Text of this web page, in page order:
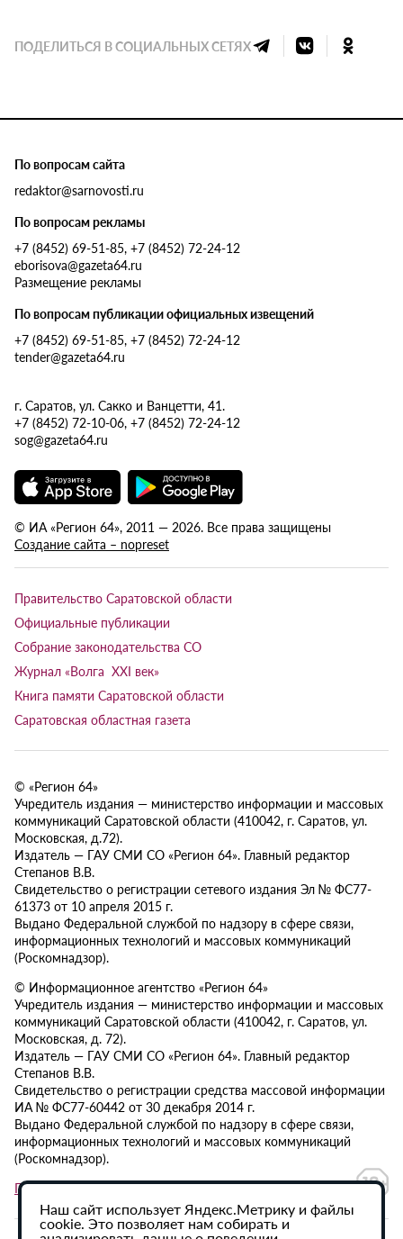
ПОДЕЛИТЬСЯ В СОЦИАЛЬНЫХ СЕТЯХ
По вопросам сайта
redaktor@sarnovosti.ru
По вопросам рекламы
+7 (8452) 69-51-85, +7 (8452) 72-24-12
eborisova@gazeta64.ru
Размещение рекламы
По вопросам публикации официальных извещений
+7 (8452) 69-51-85, +7 (8452) 72-24-12
tender@gazeta64.ru
г. Саратов, ул. Сакко и Ванцетти, 41.
+7 (8452) 72-10-06, +7 (8452) 72-24-12
sog@gazeta64.ru
© ИА «Регион 64», 2011 — 2026. Все права защищены
Создание сайта – nopreset
Правительство Саратовской области
Официальные публикации
Собрание законодательства СО
Журнал «Волга XXI век»
Книга памяти Саратовской области
Саратовская областная газета
© «Регион 64»
Учредитель издания — министерство информации и массовых
коммуникаций Саратовской области (410042, г. Саратов, ул.
Московская, д.72).
Издатель — ГАУ СМИ СО «Регион 64». Главный редактор
Степанов В.В.
Свидетельство о регистрации сетевого издания Эл № ФС77-
61373 от 10 апреля 2015 г.
Выдано Федеральной службой по надзору в сфере связи,
информационных технологий и массовых коммуникаций
(Роскомнадзор).
© Информационное агентство «Регион 64»
Учредитель издания — министерство информации и массовых
коммуникаций Саратовской области (410042, г. Саратов, ул.
Московская, д. 72).
Издатель — ГАУ СМИ СО «Регион 64». Главный редактор
Степанов В.В.
Свидетельство о регистрации средства массовой информации
ИА № ФС77-60442 от 30 декабря 2014 г.
Выдано Федеральной службой по надзору в сфере связи,
информационных технологий и массовых коммуникаций
(Роскомнадзор).
Политика в отношении обработки персональных данных
Наш сайт использует Яндекс.Метрику и файлы
cookie. Это позволяет нам собирать и